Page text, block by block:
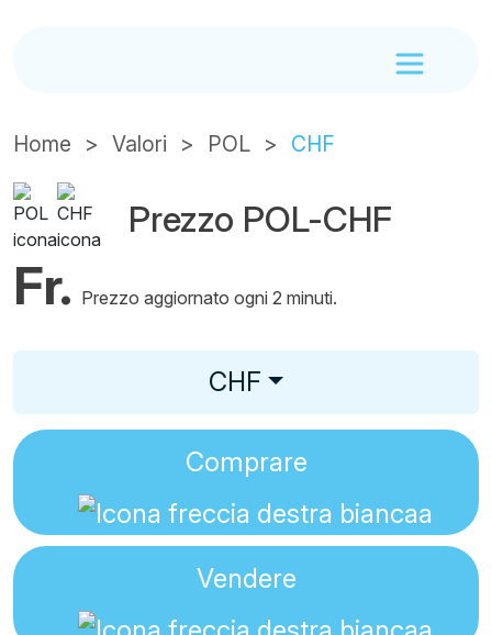
Home Valori POL CHF
Prezzo POL-CHF
Fr. Prezzo aggiornato ogni 2 minuti.
CHF
Comprare
Vendere